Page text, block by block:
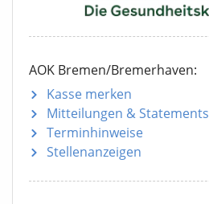
AOK Bremen/Bremerhaven:
Kasse merken
Mitteilungen & Statements
Terminhinweise
Stellenanzeigen